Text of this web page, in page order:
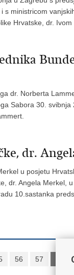
s ministricom
Hrvatske, dr. Ivom
dr. Norberta
Sabora 30.
dr.
u posjetu
dr. Angela Merkel,
10.sastanka
56 57